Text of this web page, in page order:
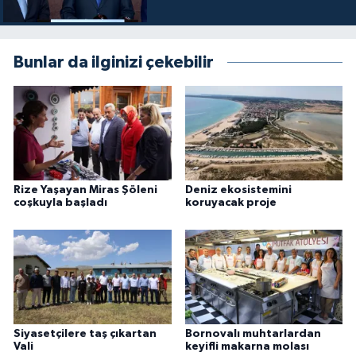
Bunlar da ilginizi çekebilir
Rize Yaşayan Miras Şöleni
coşkuyla başladı
Deniz ekosistemini
koruyacak proje
Siyasetçilere taş çıkartan
Vali
Bornovalı muhtarlardan
keyifli makarna molası